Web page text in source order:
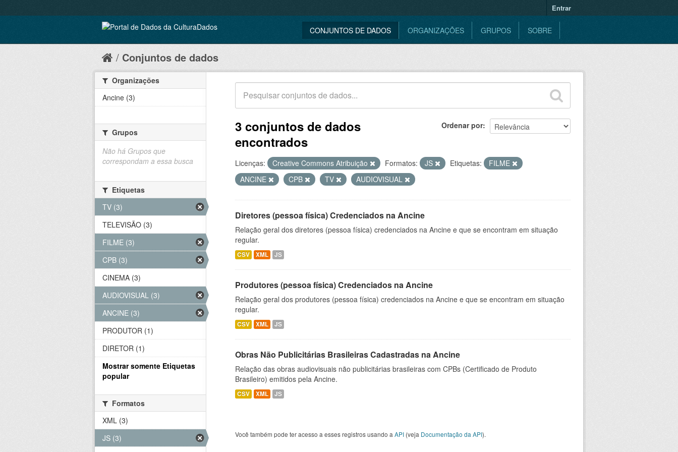
Entrar
CONJUNTOS DE DADOS ORGANIZAÇÕES GRUPOS SOBRE
Conjuntos de dados
Ordenar por
3 conjuntos de dados
encontrados
Licenças: Creative Commons Atribuição Formatos: JS Etiquetas:
FILME
ANCINE
CPB TV AUDIOVISUAL
Diretores (pessoa física) Credenciados na Ancine
Relação geral dos diretores (pessoa física) credenciados na Ancine e que se encontram em situação
regular.
CSV XML JS
Produtores (pessoa física) Credenciados na Ancine
Relação geral dos produtores (pessoa física) credenciados na Ancine e que se encontram em situação
regular.
CSV XML JS
Obras Não Publicitárias Brasileiras Cadastradas na Ancine
Relação das obras audiovisuais não publicitárias brasileiras com CPBs (Certificado de Produto
Brasileiro) emitidos pela Ancine.
CSV XML JS
Você também pode ter acesso a esses registros usando a API (veja Documentação da API).
Organizações
Ancine (3)
Grupos
Não há Grupos que
correspondam a essa busca
Etiquetas
TV (3)
TELEVISÃO (3)
FILME (3)
CPB (3)
CINEMA (3)
AUDIOVISUAL (3)
ANCINE (3)
PRODUTOR (1)
DIRETOR (1)
Mostrar somente Etiquetas
popular
Formatos
XML (3)
JS (3)